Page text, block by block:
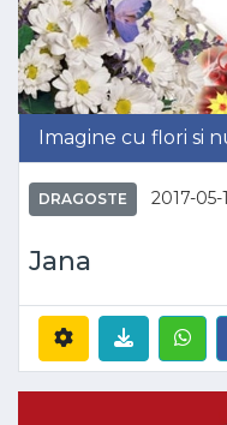
Imagine cu flori si
DRAGOSTE 2017-05-
Jana